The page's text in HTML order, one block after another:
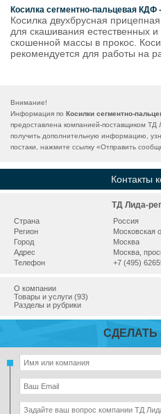
Косилка сегментно-пальцевая КДФ
Косилка двухбрусная
для скашивания естественных
скошенной массы в прокос.
рекомендуется для работы на
Внимание!
Информация по Косилки сегментно-
предоставлена компанией-поставщиком
получить дополнительную информацию,
постаки, нажмите ссылку «Отправить
Контакты
ТД Лида-
Страна
Россия
Регион
Московская
Город
Москва
Адрес
Москва,
Телефон
+7 (495)
О компании
Товары и услуги (93)
Разделы и рубрики
СДЕЛАТЬ